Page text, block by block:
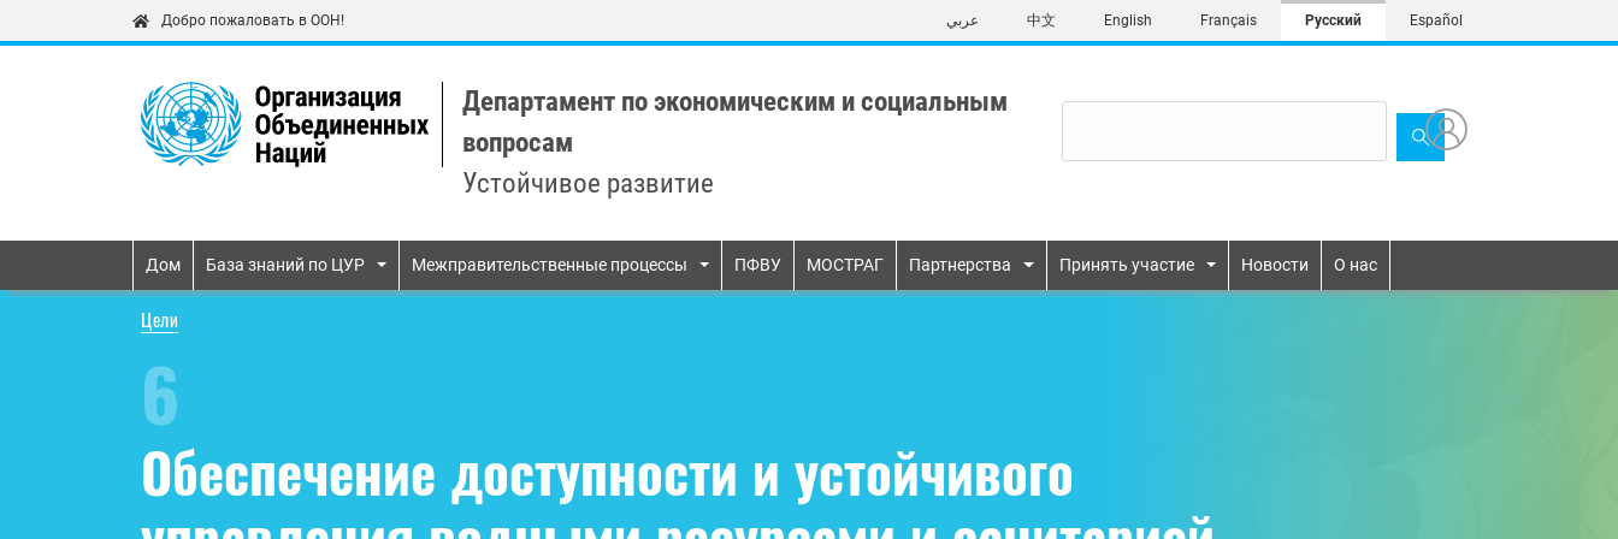
to
content
Добро пожаловать в ООН! عربي 中文 English Français Русский Español
Департамент по экономическим и социальным
вопросам
Устойчивое развитие
Primary navigation
Дом База знаний по ЦУР Межправительственные процессы ПФВУ МОСТРАГ Партнерства Принять участие Новости О нас
Цели
6
Обеспечение доступности и устойчивого